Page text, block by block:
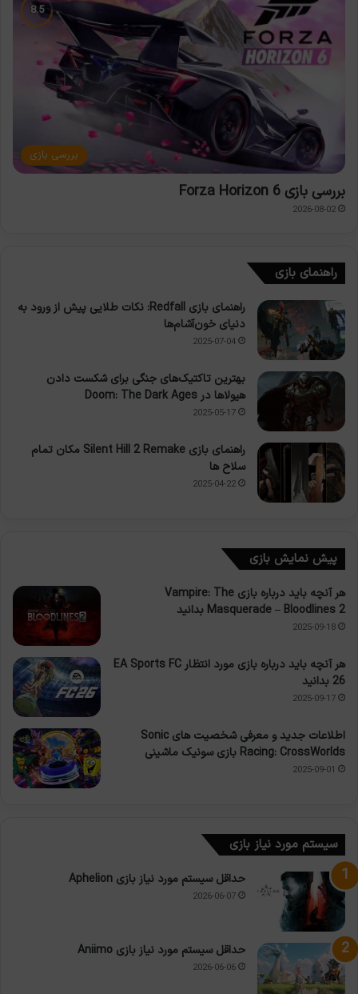
بررسی بازی
بررسی بازی Forza Horizon 6
2026-08-02
راهنمای بازی
راهنمای بازی Redfall: نکات طلایی پیش از ورود به
دنیای خون‌آشام‌ها
2025-07-04
بهترین تاکتیک‌های جنگی برای شکست دادن
هیولاها در Doom: The Dark Ages
2025-05-17
راهنمای بازی Silent Hill 2 Remake مکان تمام
سلاح ها
2025-04-22
پیش نمایش بازی
هر آنچه باید درباره بازی Vampire: The
Masquerade – Bloodlines 2 بدانید
2025-09-18
هر آنچه باید درباره بازی مورد انتظار EA Sports FC
26 بدانید
2025-09-17
اطلاعات جدید و معرفی شخصیت های Sonic
Racing: CrossWorlds بازی سونیک ماشینی
2025-09-01
سیستم مورد نیاز بازی
حداقل سیستم مورد نیاز بازی Aphelion
2026-06-07
حداقل سیستم مورد نیاز بازی Aniimo
2026-06-06